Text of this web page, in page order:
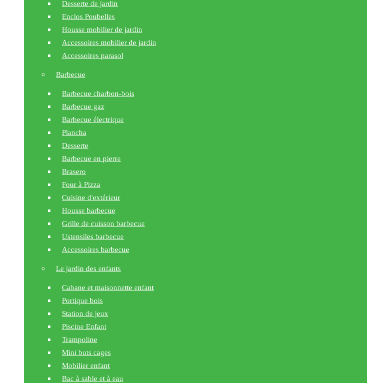
Desserte de jardin
Enclos Poubelles
Housse mobilier de jardin
Accessoires mobilier de jardin
Accessoires parasol
Barbecue
Barbecue charbon-bois
Barbecue gaz
Barbecue électrique
Plancha
Desserte
Barbecue en pierre
Brasero
Four à Pizza
Cuisine d'extérieur
Housse barbecue
Grille de cuisson barbecue
Ustensiles barbecue
Accessoires barbecue
Le jardin des enfants
Cabane et maisonnette enfant
Portique bois
Station de jeux
Piscine Enfant
Trampoline
Mini buts cages
Mobilier enfant
Bac à sable et à eau